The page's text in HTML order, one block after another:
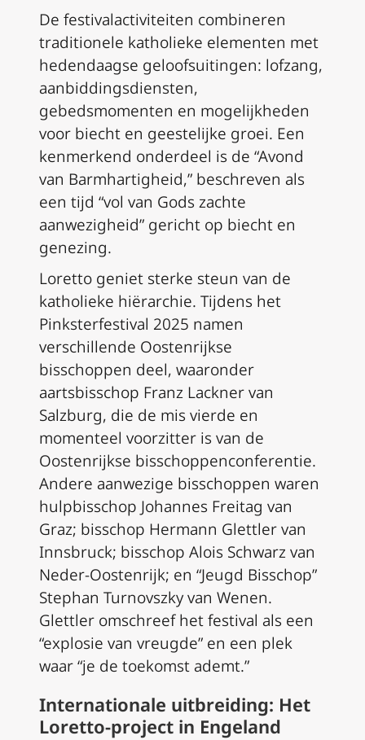
De festivalactiviteiten combineren
traditionele katholieke elementen met
hedendaagse geloofsuitingen: lofzang,
aanbiddingsdiensten,
gebedsmomenten en mogelijkheden
voor biecht en geestelijke groei. Een
kenmerkend onderdeel is de “Avond
van Barmhartigheid,” beschreven als
een tijd “vol van Gods zachte
aanwezigheid” gericht op biecht en
genezing.
Loretto geniet sterke steun van de
katholieke hiërarchie. Tijdens het
Pinksterfestival 2025 namen
verschillende Oostenrijkse
bisschoppen deel, waaronder
aartsbisschop Franz Lackner van
Salzburg, die de mis vierde en
momenteel voorzitter is van de
Oostenrijkse bisschoppenconferentie.
Andere aanwezige bisschoppen waren
hulpbisschop Johannes Freitag van
Graz; bisschop Hermann Glettler van
Innsbruck; bisschop Alois Schwarz van
Neder-Oostenrijk; en “Jeugd Bisschop”
Stephan Turnovszky van Wenen.
Glettler omschreef het festival als een
“explosie van vreugde” en een plek
waar “je de toekomst ademt.”
Internationale uitbreiding: Het
Loretto-project in Engeland